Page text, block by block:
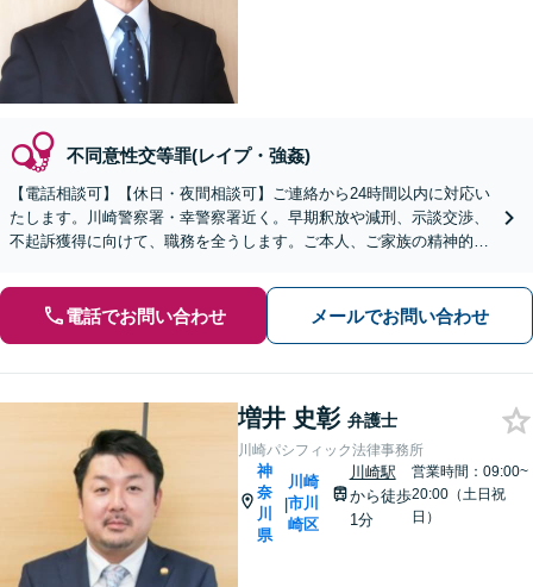
不同意性交等罪(レイプ・強姦)
【電話相談可】【休日・夜間相談可】ご連絡から24時間以内に対応い
たします。川崎警察署・幸警察署近く。早期釈放や減刑、示談交渉、
不起訴獲得に向けて、職務を全うします。ご本人、ご家族の精神的支
電話でお問い合わせ メールでお問い合わせ
増井 史彰 弁護士
川崎パシフィック法律事務所
神
奈
川
県
|
川崎
市川
崎区
川崎駅
から徒歩
1分
営業時間：09:00~
20:00（土日祝
日）